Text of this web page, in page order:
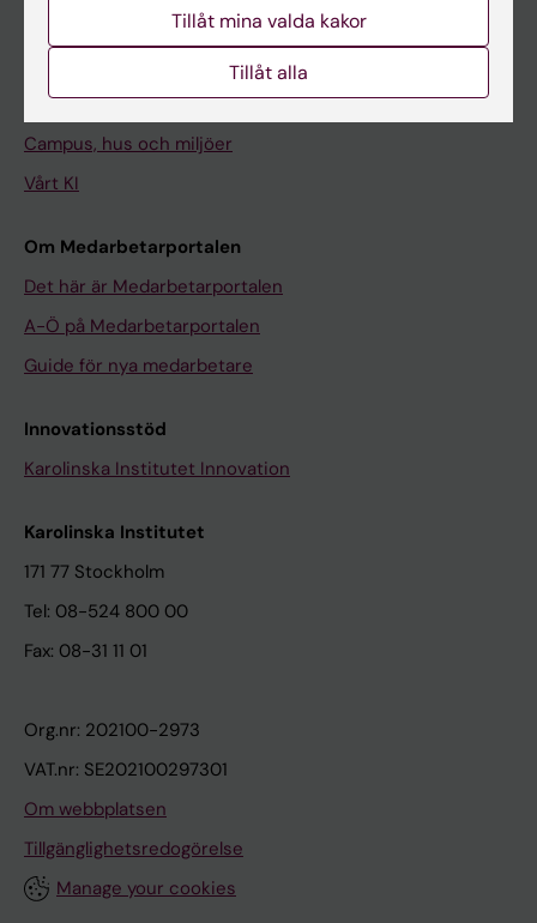
Forskarstöd
Campus, hus och miljöer
Vårt KI
Om Medarbetarportalen
Det här är Medarbetarportalen
A-Ö på Medarbetarportalen
Guide för nya medarbetare
Innovationsstöd
Karolinska Institutet Innovation
Karolinska Institutet
171 77 Stockholm
Tel: 08-524 800 00
Fax: 08-31 11 01
Org.nr: 202100-2973
VAT.nr: SE202100297301
Om webbplatsen
Tillgänglighetsredogörelse
Manage your cookies
Tillåt mina valda kakor
Tillåt alla